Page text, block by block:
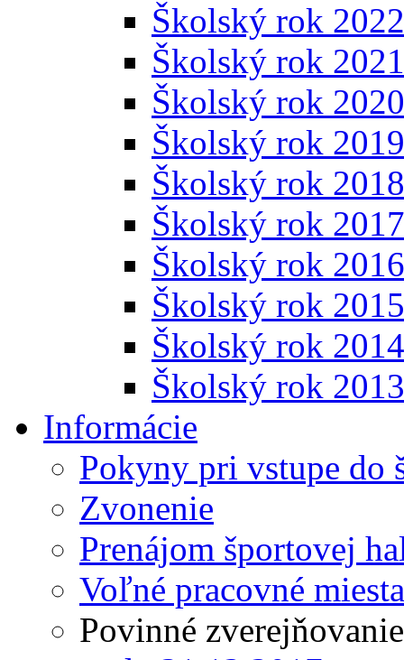
Školský rok
Školský rok
Školský rok
Školský rok
Školský rok
Školský rok
Školský rok
Školský rok
Školský rok
Školský rok
Informácie
Pokyny pri vstupe do
Zvonenie
Prenájom športovej
Voľné pracovné miesta
Povinné zverejňovanie